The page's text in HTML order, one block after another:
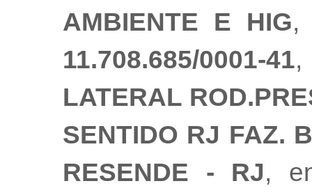
AMBIENTE E HIG,
11.708.685/0001-41
LATERAL
SENTIDO RJ FAZ.
RESENDE - RJ,